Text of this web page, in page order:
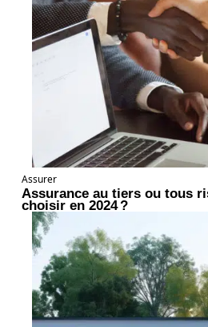
Assurer
Assurance au tiers ou tous
choisir en 2024 ?